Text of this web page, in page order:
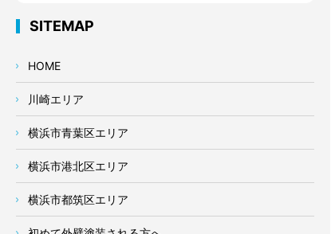
SITEMAP
HOME
川崎エリア
横浜市青葉区エリア
横浜市港北区エリア
横浜市都筑区エリア